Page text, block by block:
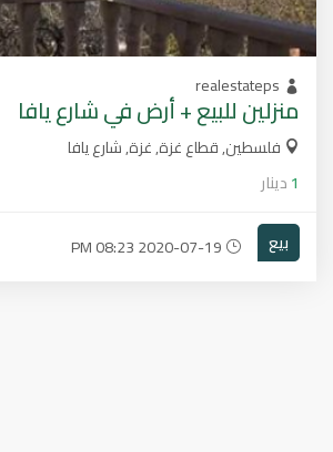
realestateps
منزلين للبيع + أرض في شارع يافا
فلسطين, قطاع غزة, غزة, شارع يافا
1دينار
بيع